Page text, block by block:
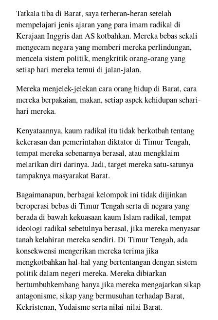
Tatkala tiba di Barat, saya terheran-heran setelah
mempelajari jenis ajaran yang para imam radikal di
Kerajaan Inggris dan AS kotbahkan. Mereka bebas sekali
mengecam negara yang memberi mereka perlindungan,
mencela sistem politik, mengkritik orang-orang yang
setiap hari mereka temui di jalan-jalan.
Mereka menjelek-jelekan cara orang hidup di Barat, cara
mereka berpakaian, makan, setiap aspek kehidupan sehari-
hari mereka.
Kenyataannya, kaum radikal itu tidak berkotbah tentang
kekerasan dan pemerintahan diktator di Timur Tengah,
tempat mereka sebenarnya berasal, atau mengklaim
melarikan diri darinya. Jadi, target mereka satu-satunya
tampaknya masyarakat Barat.
Bagaimanapun, berbagai kelompok ini tidak diijinkan
beroperasi bebas di Timur Tengah serta di negara yang
berada di bawah kekuasaan kaum Islam radikal, tempat
ideologi radikal sebetulnya berasal, jika mereka menyasar
tanah kelahiran mereka sendiri. Di Timur Tengah, ada
konsekwensi mengerikan mereka terima jika
mengkotbahkan hal-hal yang bertentangan dengan sistem
politik dalam negeri mereka. Mereka dibiarkan
bertumbuhkembang hanya jika mereka mengajarkan sikap
antagonisme, sikap yang bermusuhan terhadap Barat,
Kekristenan, Yudaisme serta nilai-nilai Barat.